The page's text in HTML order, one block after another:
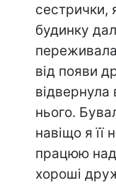
сестрички,
будинку
від появи
нього.
навіщо я її
працюю
хороші